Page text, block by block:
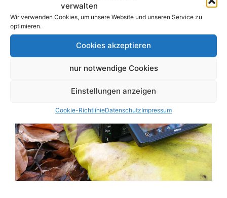
verwalten
Wir verwenden Cookies, um unsere Website und unseren Service zu
optimieren.
Cookies akzeptieren
nur notwendige Cookies
Einstellungen anzeigen
Cookie-RichtlinieDatenschutzImpressum